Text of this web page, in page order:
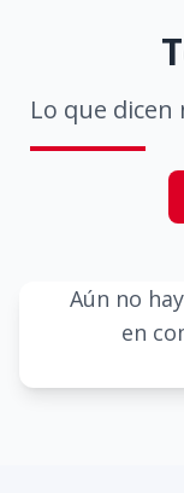
Lo que
Aún no
en